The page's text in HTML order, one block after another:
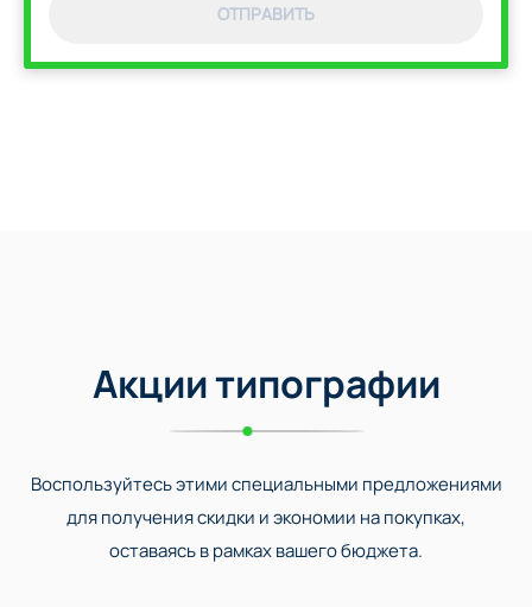
ОТПРАВИТЬ
Акции типографии
Воспользуйтесь этими специальными предложениями
для получения скидки и экономии на покупках,
оставаясь в рамках вашего бюджета.